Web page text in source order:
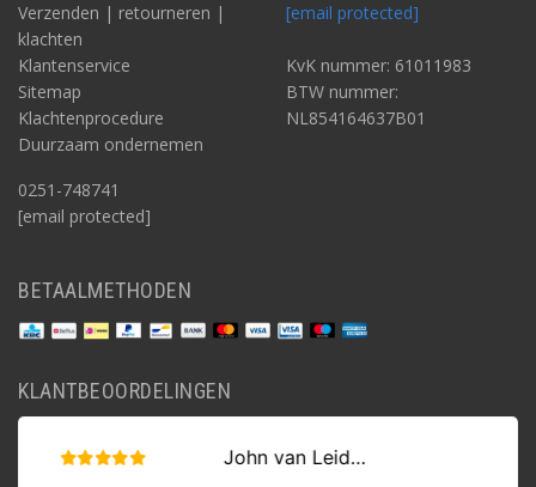
Verzenden | retourneren |
klachten
Klantenservice
Sitemap
Klachtenprocedure
Duurzaam ondernemen
0251-748741
[email protected]
[email protected]
KvK nummer: 61011983
BTW nummer:
NL854164637B01
BETAALMETHODEN
KLANTBEOORDELINGEN